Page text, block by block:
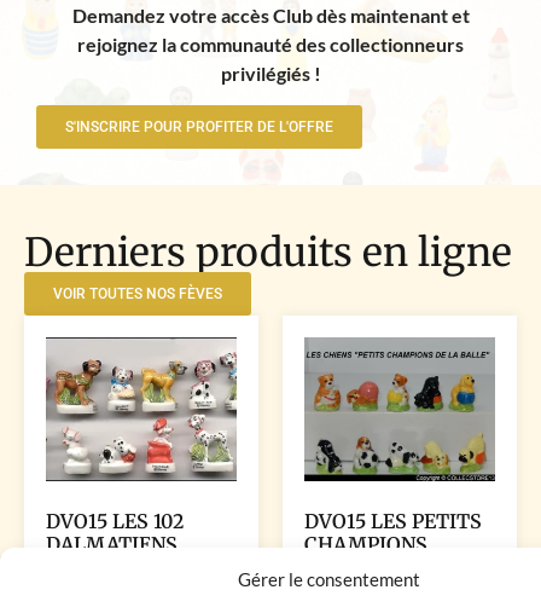
Gérer le consentement
Demandez votre accès Club dès maintenant et
rejoignez la communauté des collectionneurs
privilégiés !
S'INSCRIRE POUR PROFITER DE L'OFFRE
Derniers produits en ligne
VOIR TOUTES NOS FÈVES
DVO15 LES 102
DALMATIENS
DVO15 LES PETITS
CHAMPIONS
10.00€